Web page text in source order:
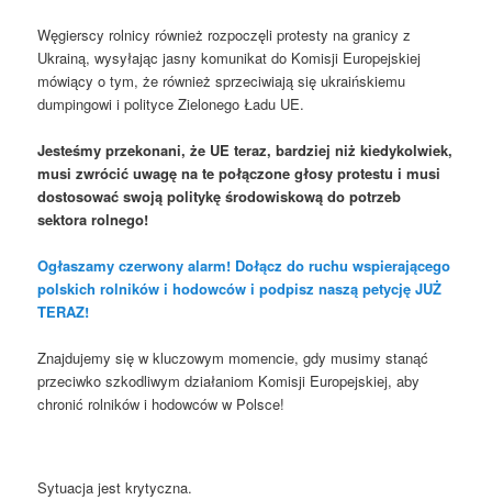
Węgierscy rolnicy również rozpoczęli protesty na granicy z
Ukrainą, wysyłając jasny komunikat do Komisji Europejskiej
mówiący o tym, że również sprzeciwiają się ukraińskiemu
dumpingowi i polityce Zielonego Ładu UE.
Jesteśmy przekonani, że UE teraz, bardziej niż kiedykolwiek,
musi zwrócić uwagę na te połączone głosy protestu i musi
dostosować swoją politykę środowiskową do potrzeb
sektora rolnego!
Ogłaszamy czerwony alarm! Dołącz do ruchu wspierającego
polskich rolników i hodowców i podpisz naszą petycję JUŻ
TERAZ!
Znajdujemy się w kluczowym momencie, gdy musimy stanąć
przeciwko szkodliwym działaniom Komisji Europejskiej, aby
chronić rolników i hodowców w Polsce!
Sytuacja jest krytyczna.